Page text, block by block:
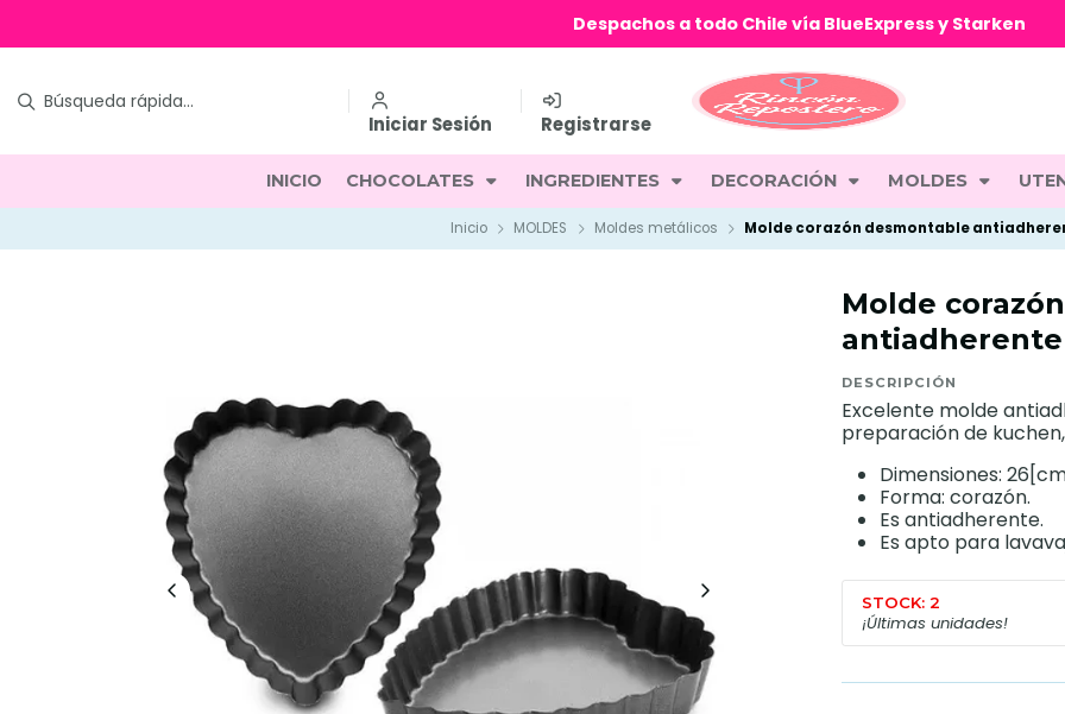
Iniciar Sesión Registrarse
INICIO CHOCOLATES INGREDIENTES DECORACIÓN MOLDES
Despachos a todo Chile vía BlueExpress y Starken
Inicio MOLDES Moldes metálicos Molde corazón desmontable
Molde
DESCRIPCIÓN
Excelente molde
preparación de
Dimensiones:
Forma: corazón.
Es antiadherente.
Es apto para
STOCK: 2
¡Últimas unidades!